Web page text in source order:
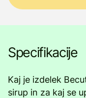
Specifikacije
Kaj je izdelek
sirup in za kaj se